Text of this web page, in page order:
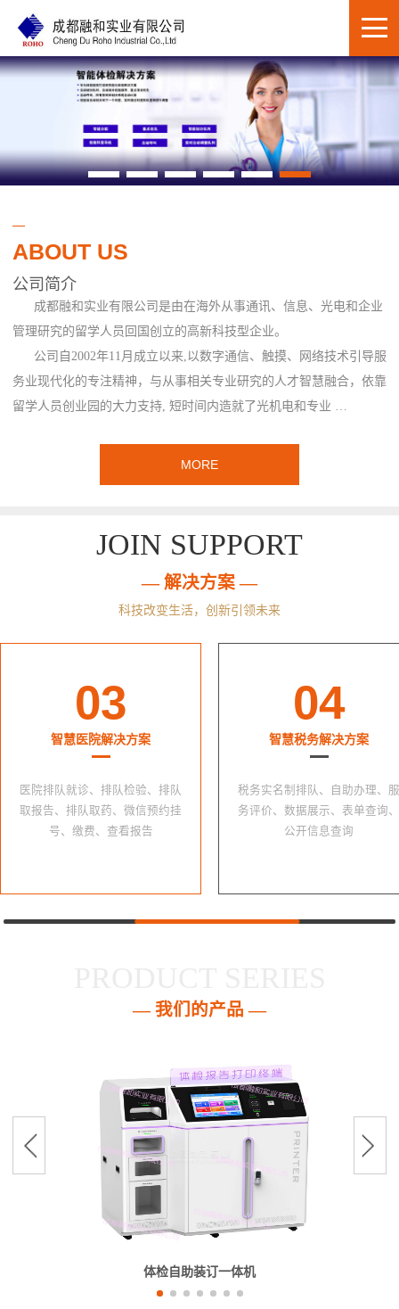
ABOUT US
公司简介
成都融和实业有限公司是由在海外从事通讯、信息、光电和企业
管理研究的留学人员回国创立的高新科技型企业。
公司自2002年11月成立以来,以数字通信、触摸、网络技术引导服
务业现代化的专注精神，与从事相关专业研究的人才智慧融合，依靠
留学人员创业园的大力支持, 短时间内造就了光机电和专业 …
MORE
JOIN SUPPORT
— 解决方案 —
科技改变生活，创新引领未来
03
智慧医院解决方案
医院排队就诊、排队检验、排队
取报告、排队取药、微信预约挂
号、缴费、查看报告
04
智慧税务解决方案
税务实名制排队、自助办理、服
务评价、数据展示、表单查询、
公开信息查询
— 我们的产品 —
体检自助装订一体机